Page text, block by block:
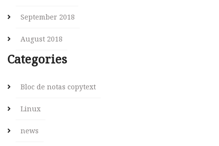
September 2018
August 2018
Categories
Bloc de notas copytext
Linux
news